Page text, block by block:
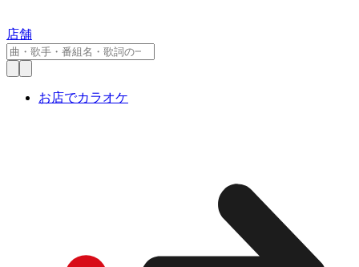
店舗
お店でカラオケ